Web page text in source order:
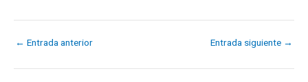
← Entrada anterior Entrada siguiente →